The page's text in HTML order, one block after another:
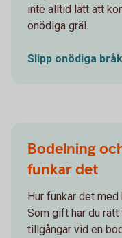
inte alltid lätt att
onödiga gräl.
Slipp onödiga
Bodelning
funkar det
Hur funkar det
Som gift har du
tillgångar vid en